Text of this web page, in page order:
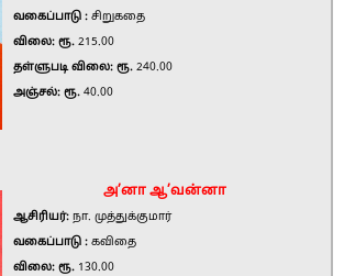
வகைப்பாடு : சிறுகதை
விலை: ரூ. 215.00
தள்ளுபடி விலை: ரூ. 240.00
அஞ்சல்: ரூ. 40.00
அ’னா ஆ’வன்னா
ஆசிரியர்: நா. முத்துக்குமார்
வகைப்பாடு : கவிதை
விலை: ரூ. 130.00